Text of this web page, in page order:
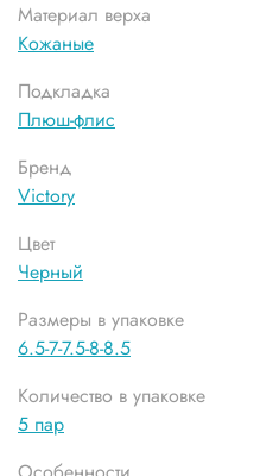
Материал верха
Кожаные
Подкладка
Плюш-флис
Бренд
Victory
Цвет
Черный
Размеры в упаковке
6.5-7-7.5-8-8.5
Количество в упаковке
5 пар